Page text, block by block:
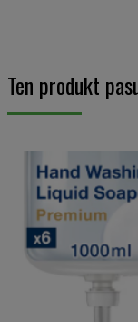
Ten produkt